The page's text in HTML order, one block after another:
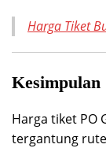
Harga Tiket
Kesimpulan
Harga tiket PO
tergantung